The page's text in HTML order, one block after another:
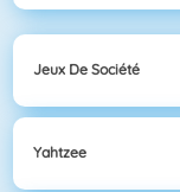
Jeux De Société
Yahtzee